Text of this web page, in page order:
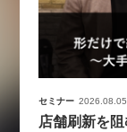
セミナー 2026.08.05
店舗刷新を